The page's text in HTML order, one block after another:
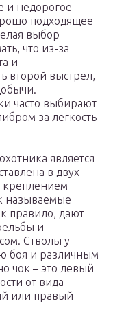
и недорогое
подходящее
выбор
что из-за
и
второй выстрел,
часто выбирают
за легкость
является
в двух
креплением
называемые
правило, дают
и
Стволы у
боя и различным
чок – это левый
от вида
или правый